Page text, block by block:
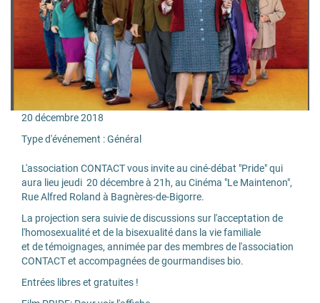
20 décembre2018
Type d'événement :Général
L'association CONTACT vous invite au ciné-débat "Pride" qui
aura lieu jeudi 20 décembre à 21h, au Cinéma "Le Maintenon",
Rue Alfred Roland à Bagnères-de-Bigorre.
La projection sera suivie de discussions sur l'acceptation de
l'homosexualité et de la bisexualité dans la vie familiale
et de témoignages, annimée par des membres de l'association
CONTACT et accompagnées de gourmandises bio.
Entrées libres et gratuites !